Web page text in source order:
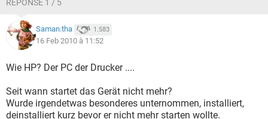
RÉPONSE 1 / 5
Saman.tha 1.583
16 Feb 2010 à 11:52
Wie HP? Der PC der Drucker ....
Seit wann startet das Gerät nicht mehr?
Wurde irgendetwas besonderes unternommen, installiert,
deinstalliert kurz bevor er nicht mehr starten wollte.